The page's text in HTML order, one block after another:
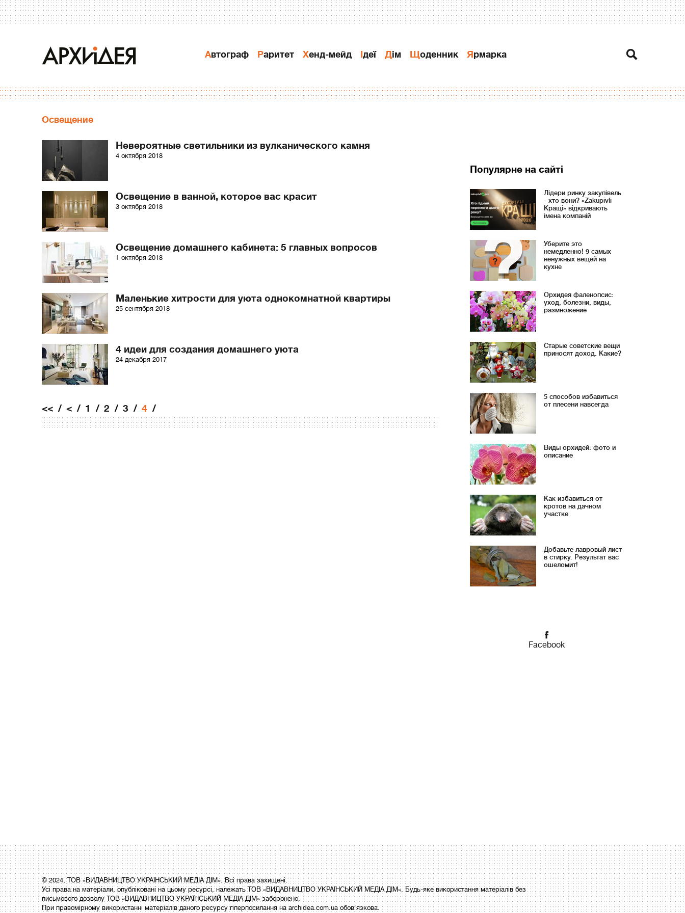
Автограф Раритет Хенд-мейд Ідеї Дiм Щоденник Ярмарка
Освещение
Невероятные светильники из вулканического камня
4 октября 2018
Освещение в ванной, которое вас красит
3 октября 2018
Освещение домашнего кабинета: 5 главных вопросов
1 октября 2018
Маленькие хитрости для уюта однокомнатной квартиры
25 сентября 2018
4 идеи для создания домашнего уюта
24 декабря 2017
<< < 1 2 3 4
Популярне на сайті
Лідери ринку закупівель
- хто вони? «Zakupivli
Кращі» відкривають
імена компаній
Уберите это
немедленно! 9 самых
ненужных вещей на
кухне
Орхидея фаленопсис:
уход, болезни, виды,
размножение
Старые советские вещи
приносят доход. Какие?
5 способов избавиться
от плесени навсегда
Виды орхидей: фото и
описание
Как избавиться от
кротов на дачном
участке
Добавьте лавровый лист
в стирку. Результат вас
ошеломит!
Facebook
© 2024, ТОВ «ВИДАВНИЦТВО УКРАЇНСЬКИЙ МЕДІА ДІМ». Всі права захищені.
Усі права на матеріали, опубліковані на цьому ресурсі, належать ТОВ «ВИДАВНИЦТВО УКРАЇНСЬКИЙ МЕДІА ДІМ». Будь-яке використання матеріалів без
письмового дозволу ТОВ «ВИДАВНИЦТВО УКРАЇНСЬКИЙ МЕДІА ДІМ» заборонено.
При правомірному використанні матеріалів даного ресурсу гіперпосилання на archidea.com.ua обов'язкова.